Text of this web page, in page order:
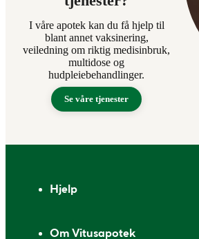
I våre apotek kan du få hjelp til
blant annet vaksinering,
veiledning om riktig medisinbruk,
multidose og
hudpleiebehandlinger.
Se våre tjenester
Hjelp
Om Vitusapotek